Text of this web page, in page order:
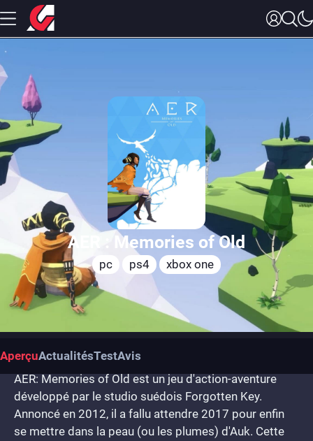
AER : Memories of Old
pc ps4 xbox one
AperçuActualitésTestAvis
AER: Memories of Old est un jeu d'action-aventure
développé par le studio suédois Forgotten Key.
Annoncé en 2012, il a fallu attendre 2017 pour enfin
se mettre dans la peau (ou les plumes) d'Auk. Cette